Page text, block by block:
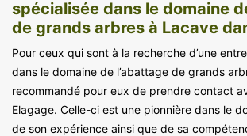
spécialisée dans le domaine
de grands arbres à Lacave
Pour ceux qui sont à la recherche d’une
dans le domaine de l’abattage de grands
recommandé pour eux de prendre contact
Elagage. Celle-ci est une pionnière dans le
de son expérience ainsi que de sa